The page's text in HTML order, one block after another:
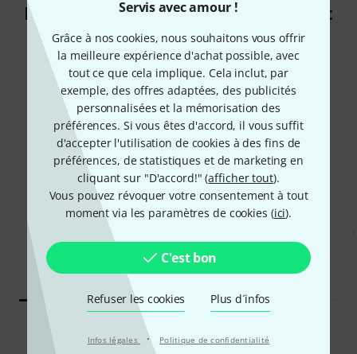
Servis avec amour !
Grâce à nos cookies, nous souhaitons vous offrir
la meilleure expérience d'achat possible, avec
tout ce que cela implique. Cela inclut, par
exemple, des offres adaptées, des publicités
personnalisées et la mémorisation des
préférences. Si vous êtes d'accord, il vous suffit
d'accepter l'utilisation de cookies à des fins de
préférences, de statistiques et de marketing en
cliquant sur "D'accord!" (afficher tout).
Vous pouvez révoquer votre consentement à tout
moment via les paramètres de cookies (ici).
C'est bon
Refuser les cookies Plus d´infos
Infos légales · Politique de confidentialité
Les clients qui ont regardé ce produit
ont acheté ceci
34%
ONT ACHETÉ
EXACTEMENT CE PRODUIT
12%
ONT ACHETÉ